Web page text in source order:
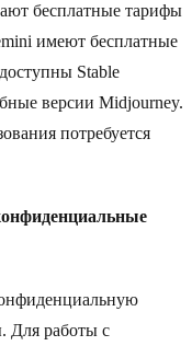
бесплатные тарифы
имеют бесплатные
Stable
версии Midjourney.
потребуется
Для работы с